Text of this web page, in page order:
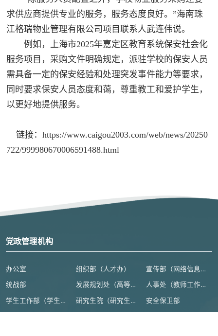
求供应商提供专业的服务，服务态度良好。”海南珠
江格瑞物业管理有限公司项目联系人武连伟说。
例如，上海市2025年嘉定区教育系统保安社会化
服务项目，采购文件明确规定，派驻学校的保安人员
需具备一定的保安经验和处理突发事件能力等要求，
同时要求保安人员态度和蔼，尊重教工和爱护学生，
以更好地提供服务。
链接：https://www.caigou2003.com/web/news/20250
722/999980670006591488.html
党政管理机构
办公室 组织部（人才办） 宣传部（网络信息安全管理与新闻中心）
统战部 发展规划处（高等教育研究所） 人事处（教师工作部）
学生工作部（学生处、人武部） 研究生院（研究生工作部、学科建设办公室） 安全保卫部